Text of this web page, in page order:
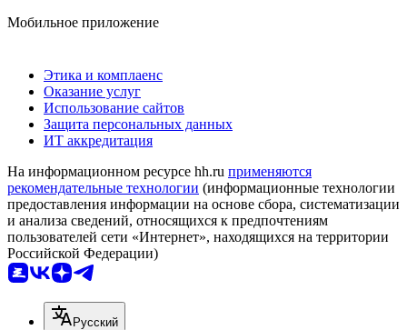
Мобильное приложение
Этика и комплаенс
Оказание услуг
Использование сайтов
Защита персональных данных
ИТ аккредитация
На информационном ресурсе hh.ru применяются
рекомендательные технологии (информационные технологии
предоставления информации на основе сбора, систематизации
и анализа сведений, относящихся к предпочтениям
пользователей сети «Интернет», находящихся на территории
Российской Федерации)
Русский